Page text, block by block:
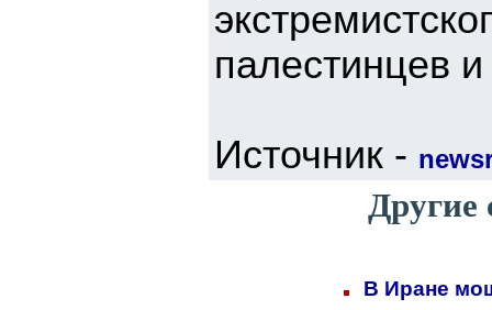
палестинцев
Источник -
Другие
В Иране